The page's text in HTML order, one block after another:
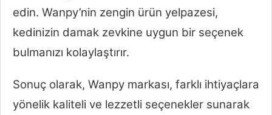
edin. Wanpy’nin zengin ürün yelpazesi,
kedinizin damak zevkine uygun bir seçenek
bulmanızı kolaylaştırır.
Sonuç olarak, Wanpy markası, farklı ihtiyaçlara
yönelik kaliteli ve lezzetli seçenekler sunarak